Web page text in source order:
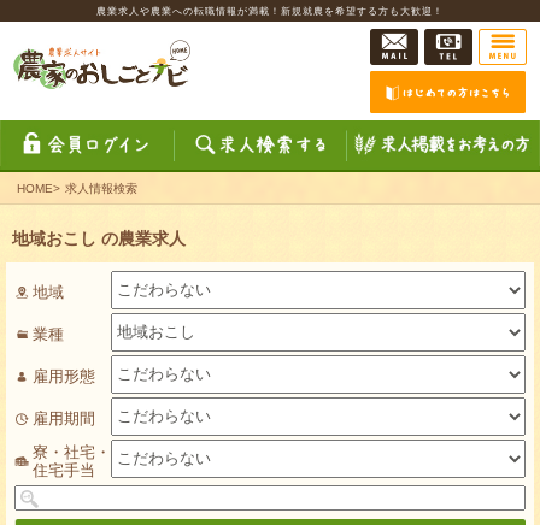
農業求人や農業への転職情報が満載！新規就農を希望する方も大歓迎！
HOME> 求人情報検索
地域おこし の農業求人
地域
業種
雇用形態
雇用期間
寮・社宅・
住宅手当